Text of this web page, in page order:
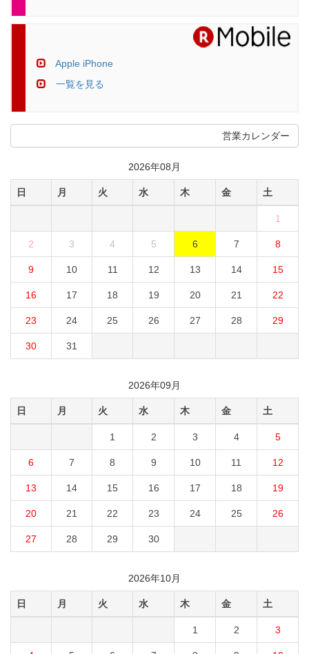
Apple iPhone
一覧を見る
営業カレンダー
2026年08月
日 月 火 水 木 金 土
1
2 3 4 5 6 7 8
9 10 11 12 13 14 15
16 17 18 19 20 21 22
23 24 25 26 27 28 29
30 31
2026年09月
日 月 火 水 木 金 土
1 2 3 4 5
6 7 8 9 10 11 12
13 14 15 16 17 18 19
20 21 22 23 24 25 26
27 28 29 30
2026年10月
日 月 火 水 木 金 土
1 2 3